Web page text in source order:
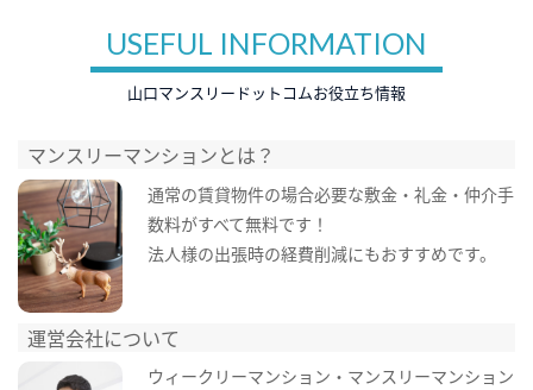
USEFUL INFORMATION
山口マンスリードットコムお役立ち情報
マンスリーマンションとは？
通常の賃貸物件の場合必要な敷金・礼金・仲介手
数料がすべて無料です！
法人様の出張時の経費削減にもおすすめです。
運営会社について
ウィークリーマンション・マンスリーマンション